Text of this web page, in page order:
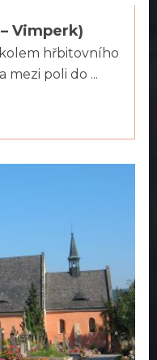
Vimperk)
hřbitovního
mezi poli do ...